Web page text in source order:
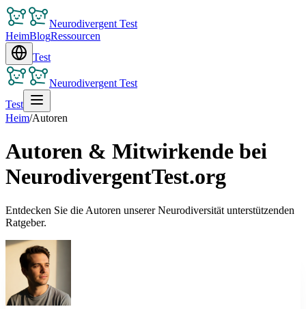
Neurodivergent Test
HeimBlogRessourcen
Test
Neurodivergent Test
Test
Heim/Autoren
Autoren & Mitwirkende bei
NeurodivergentTest.org
Entdecken Sie die Autoren unserer Neurodiversität unterstützenden
Ratgeber.